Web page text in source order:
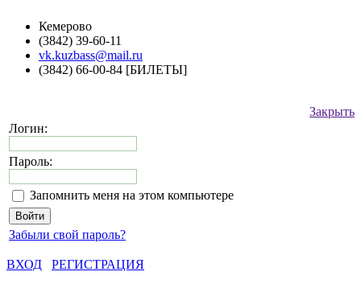
Кемерово
(3842) 39-60-11
vk.kuzbass@mail.ru
(3842) 66-00-84 [БИЛЕТЫ]
Закрыть
Логин:
Пароль:
Запомнить меня на этом компьютере
Забыли свой пароль?
ВХОД
РЕГИСТРАЦИЯ